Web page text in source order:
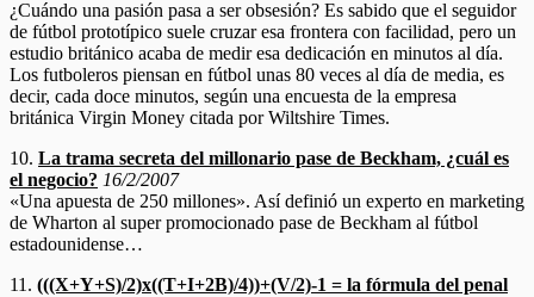
¿Cuándo una pasión pasa a ser obsesión? Es sabido que el seguidor
de fútbol prototípico suele cruzar esa frontera con facilidad, pero un
estudio británico acaba de medir esa dedicación en minutos al día.
Los futboleros piensan en fútbol unas 80 veces al día de media, es
decir, cada doce minutos, según una encuesta de la empresa
británica Virgin Money citada por Wiltshire Times.
10. La trama secreta del millonario pase de Beckham, ¿cuál es
el negocio? 16/2/2007
«Una apuesta de 250 millones». Así definió un experto en marketing
de Wharton al super promocionado pase de Beckham al fútbol
estadounidense…
11. (((X+Y+S)/2)x((T+I+2B)/4))+(V/2)-1 = la fórmula del penal